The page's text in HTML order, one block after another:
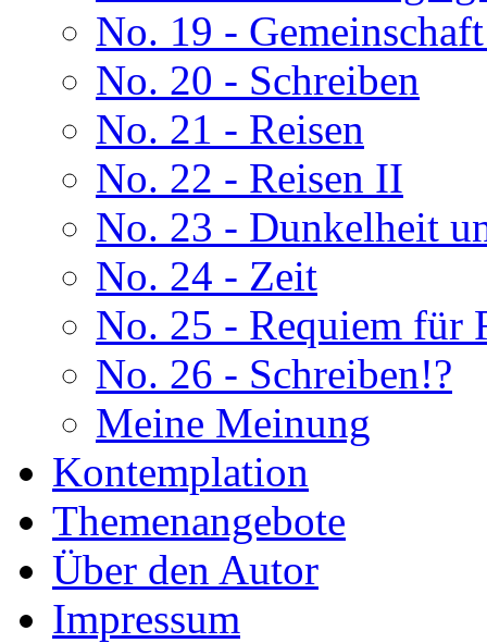
No. 19 -
No. 20 - Schreiben
No. 21 - Reisen
No. 22 - Reisen II
No. 23 - Dunkelheit
No. 24 - Zeit
No. 25 - Requiem für
No. 26 - Schreiben!?
Meine Meinung
Kontemplation
Themenangebote
Über den Autor
Impressum